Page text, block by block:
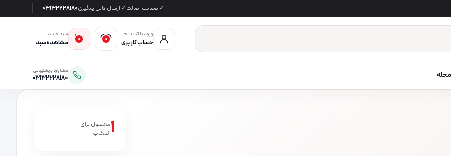
✓ ضمانت اصالت✓ ارسال قابل پیگیری03132228180
ورود یا ثبت‌نام
حساب کاربری 0
0
سبد خرید
مشاهده سبد
مجله مشاوره و پشتیبانی
03132228180
1محصول برای
انتخاب